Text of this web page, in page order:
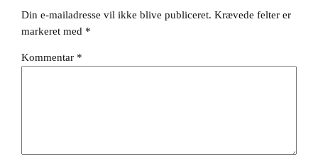
Din e-mailadresse vil ikke blive publiceret. Krævede felter er
markeret med *
Kommentar *